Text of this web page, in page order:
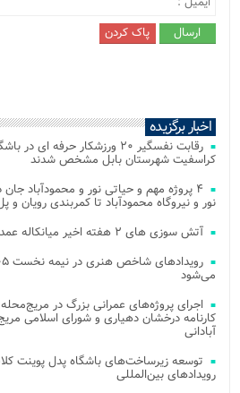
اخبار برگزیده
کراسفیت شهرستان بابل مشخص شدند
۴ پروژه مهم و حیاتی نور و محمودآباد جان
نور و نیروگاه محمودآباد تا کمربندی رویان و
آتش‌ سوزی‌ های ۲ هفته اخیر میانکاله عمدی بود
می‌شود
اجرای پروژه‌های عمرانی بزرگ در
کارنامه درخشان دهیاری و شورای اسلامی
آبادانی
توسعه زیرساخت‌های باشگاه پدل پوینت
رویدادهای بین‌المللی